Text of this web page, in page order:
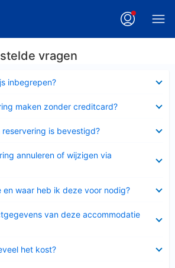
vragen
inbegrepen?
maken zonder creditcard?
is bevestigd?
annuleren of wijzigen via
en waar heb ik deze voor nodig?
van deze accommodatie
het kost?